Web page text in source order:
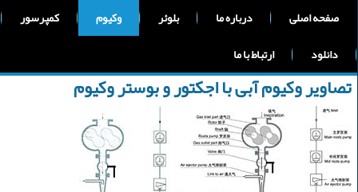
صفحه اصلی درباره ما بلوئر وکیوم
کمپرسور
دانلود
ارتباط با ما
تصاویر وکیوم آبی با اجکتور و بوستر وکیوم